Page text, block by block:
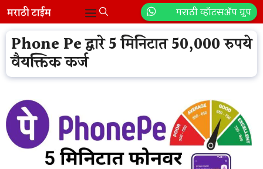
Skip
to
content
मराठी व्हॉटसॲप ग्रुप
Menu
Phone Pe द्वारे 5 मिनिटात 50,000 रुपये
वैयक्तिक कर्ज